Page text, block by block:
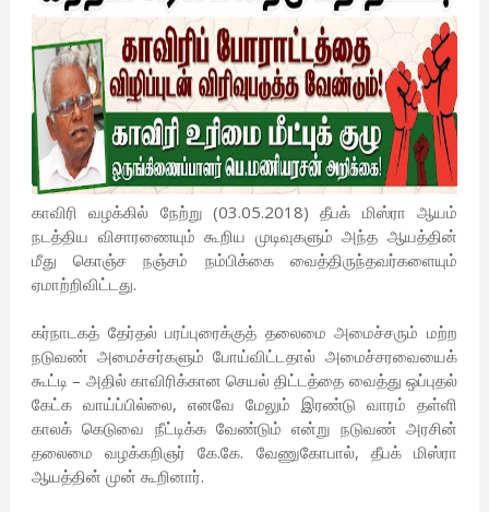
காவிரி வழக்கில் நேற்று (03.05.2018) தீபக் மிஸ்ரா ஆயம்
நடத்திய விசாரணையும் கூறிய முடிவுகளும் அந்த ஆயத்தின்
மீது கொஞ்ச நஞ்சம் நம்பிக்கை வைத்திருந்தவர்களையும்
ஏமாற்றிவிட்டது.
கர்நாடகத் தேர்தல் பரப்புரைக்குத் தலைமை அமைச்சரும் மற்ற
நடுவண் அமைச்சர்களும் போய்விட்டதால் அமைச்சரவையைக்
கூட்டி – அதில் காவிரிக்கான செயல் திட்டத்தை வைத்து ஒப்புதல்
கேட்க வாய்ப்பில்லை, எனவே மேலும் இரண்டு வாரம் தள்ளி
காலக் கெடுவை நீட்டிக்க வேண்டும் என்று நடுவண் அரசின்
தலைமை வழக்கறிஞர் கே.கே. வேணுகோபால், தீபக் மிஸ்ரா
ஆயத்தின் முன் கூறினார்.